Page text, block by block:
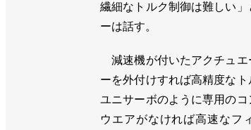
繊細なトルク制御は難しい
ーは話す。
減速機が付いたアクチュエ
ーを外付けすれば高精度なト
ユニサーボのように専用のコ
ウエアがなければ高速なフ